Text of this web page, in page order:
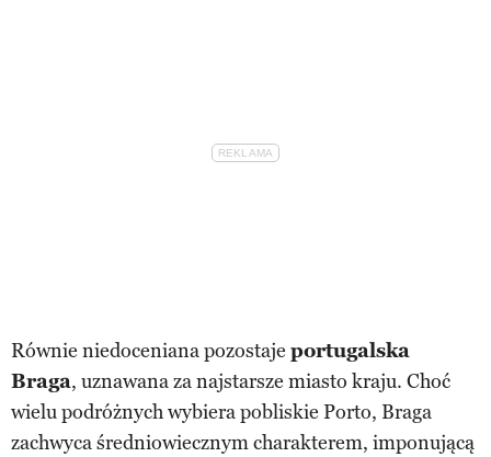
Równie niedoceniana pozostaje portugalska
Braga, uznawana za najstarsze miasto kraju. Choć
wielu podróżnych wybiera pobliskie Porto, Braga
zachwyca średniowiecznym charakterem, imponującą